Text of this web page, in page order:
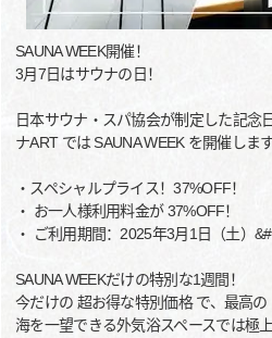
SAUNA WEEK開催！
3月7日はサウナの日！
日本サウナ・スパ協会が制定した記念
ナART では SAUNA WEEK を開催します
・スペシャルプライス！37%OFF！
・ お一人様利用料金が 37%OFF！
・ ご利用期間：2025年3月1日（土）
SAUNA WEEKだけの特別な1週間！
今だけの 超お得な特別価格 で、最高の
海を一望できる外気浴スペースでは極